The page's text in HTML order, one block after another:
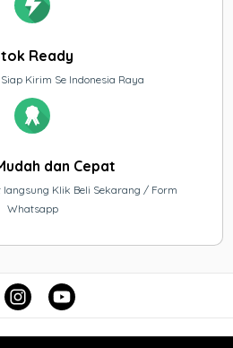
Ready
Kirim Se Indonesia Raya
dan Cepat
Klik Beli Sekarang / Form
Whatsapp